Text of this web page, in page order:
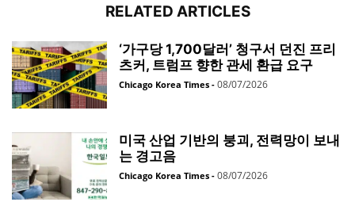
RELATED ARTICLES
‘가구당 1,700달러’ 청구서 던진 프리
츠커, 트럼프 향한 관세 환급 요구
Chicago Korea Times - 08/07/2026
미국 산업 기반의 붕괴, 전력망이 보내
는 경고음
Chicago Korea Times - 08/07/2026